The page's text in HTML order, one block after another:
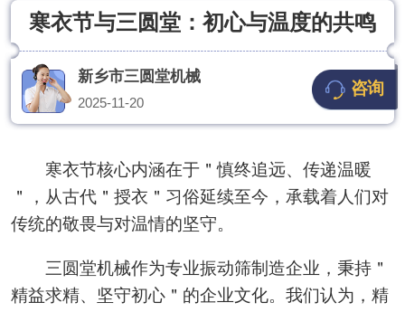
寒衣节与三圆堂：初心与温度的共鸣
新乡市三圆堂机械
2025-11-20
咨询
寒衣节核心内涵在于＂慎终追远、传递温暖
＂，从古代＂授衣＂习俗延续至今，承载着人们对
传统的敬畏与对温情的坚守。
三圆堂机械作为专业振动筛制造企业，秉持＂
精益求精、坚守初心＂的企业文化。我们认为，精